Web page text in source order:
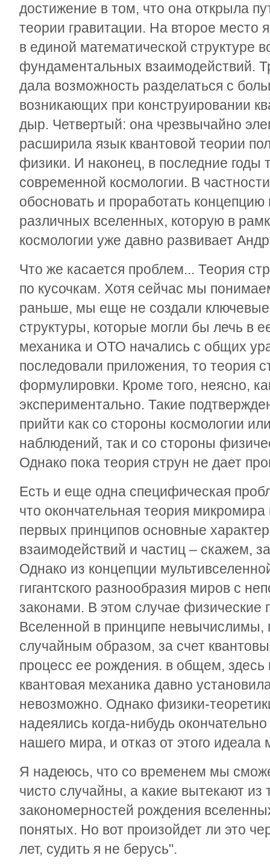
достижение в том, что она открыла
теории гравитации. На второе место
в единой математической структуре
фундаментальных взаимодействий.
дала возможность разделаться с
возникающих при конструировании
дыр. Четвертый: она чрезвычайно
расширила язык квантовой теории
физики. И наконец, в последние годы
современной космологии. В
обосновать и проработать
различных вселенных, которую в
космологии уже давно развивает
Что же касается проблем... Теория
по кусочкам. Хотя сейчас мы
раньше, мы еще не создали
структуры, которые могли бы лечь в
механика и ОТО начались с общих
последовали приложения, то теория
формулировки. Кроме того, неясно,
экспериментально. Такие
прийти как со стороны космологии
наблюдений, так и со стороны
Однако пока теория струн не дает
Есть и еще одна специфическая
что окончательная теория
первых принципов основные
взаимодействий и частиц – скажем,
Однако из концепции
гигантского разнообразия миров с
законами. В этом случае
Вселенной в принципе невычислимы,
случайным образом, за счет
процесс ее рождения. в общем, здесь
квантовая механика давно
невозможно. Однако физики-
надеялись когда-нибудь
нашего мира, и отказ от этого идеала
Я надеюсь, что со временем мы
чисто случайны, а какие вытекают из
закономерностей рождения
понятых. Но вот произойдет ли это
лет, судить я не берусь".